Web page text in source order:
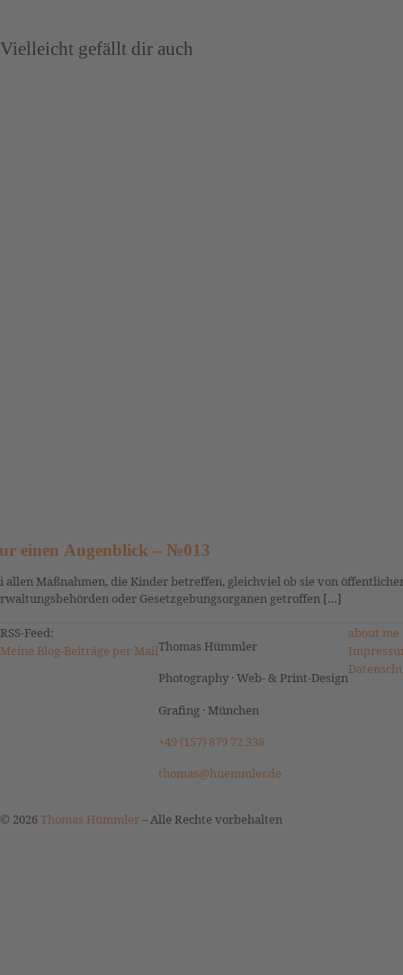
Vielleicht gefällt dir auch
einen Augenblick – №013
allen Maßnahmen, die Kinder betreffen, gleichviel ob sie von
oder Gesetzgebungsorganen getroffen […]
RSS-Feed:
Meine Blog-Beiträge per MailThomas Hümmler
Photography · Web- & Print-Design
Grafing · München
+49 (157) 879 72 338
thomas@huemmler.de
about me
© 2026Thomas Hümmler–Alle Rechte vorbehalten